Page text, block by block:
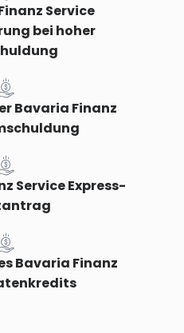
Service
bei hoher
Bavaria Finanz
Service Express-
Bavaria Finanz